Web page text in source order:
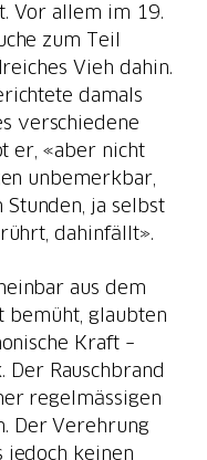
Vor allem im 19.
zum Teil
Vieh dahin.
damals
verschiedene
er, «aber nicht
unbemerkbar,
ja selbst
dahinfällt».
aus dem
bemüht, glaubten
Kraft –
Der Rauschbrand
regelmässigen
Der Verehrung
jedoch keinen